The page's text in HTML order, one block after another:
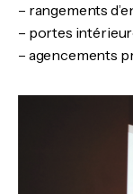
– rangements
– portes
– agencements